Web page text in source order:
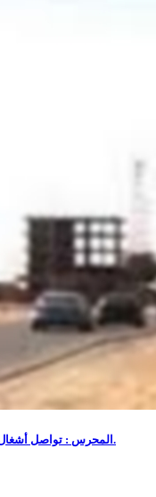
المحرس : تواصل أشغال تهيئة عيادة الإنعاش والتخدير بالمستشفى الجهوي.